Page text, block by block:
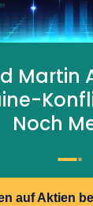
Martin
Noch
auf Aktien